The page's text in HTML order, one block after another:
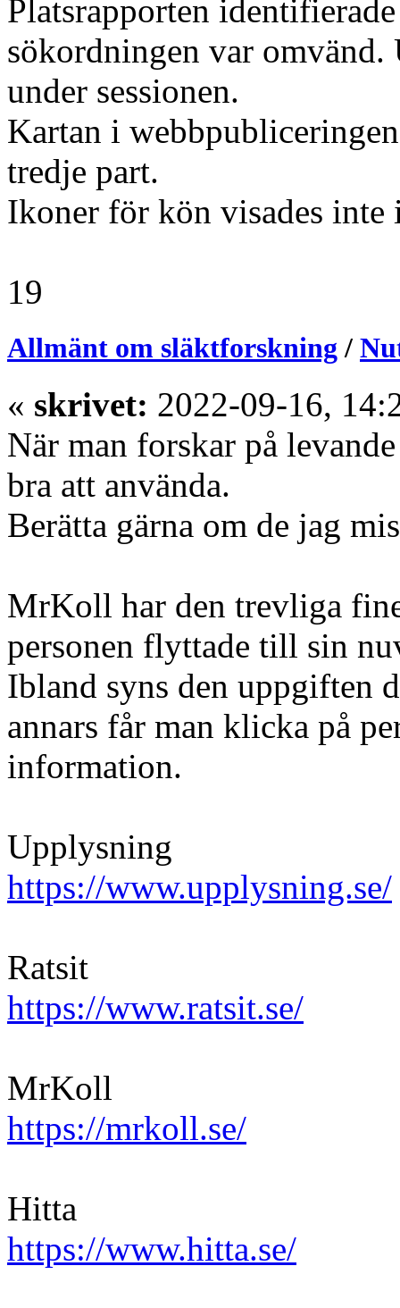
Platsrapporten
sökordningen var
under sessionen.
Kartan i
tredje part.
Ikoner för kön visades
19
Allmänt om släktforskning /
« skrivet: 2022-09-16,
När man forskar på
bra att använda.
Berätta gärna om de jag
MrKoll har den trevliga
personen flyttade till sin
Ibland syns den uppgiften
annars får man klicka på
information.
Upplysning
https://www.upplysning.se/
Ratsit
https://www.ratsit.se/
MrKoll
https://mrkoll.se/
Hitta
https://www.hitta.se/